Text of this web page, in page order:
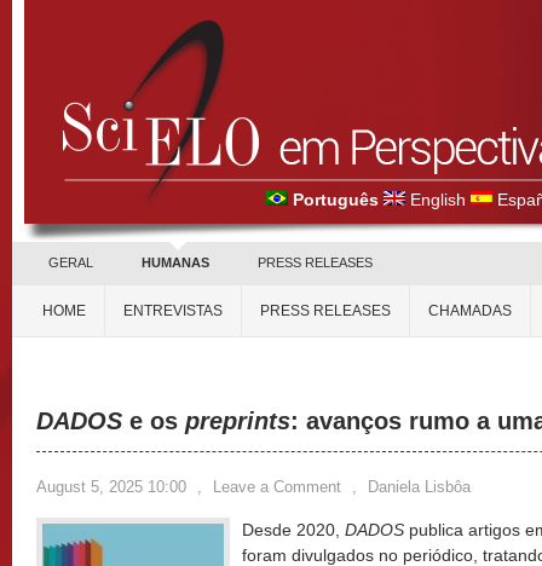
Português English
GERAL HUMANAS PRESS RELEASES
HOME ENTREVISTAS PRESS RELEASES CHAMADAS
DADOS e os preprints: avanços rumo a
August 5, 2025 10:00 , Leave a Comment , Daniela Lisbôa
Desde 2020, DADOS publica artigos
foram divulgados no periódico,